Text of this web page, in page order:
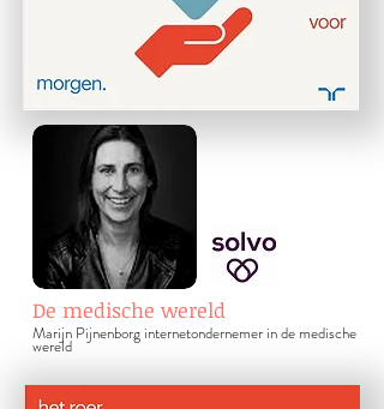
De medische wereld
Marijn Pijnenborg internetondernemer in de medische
wereld